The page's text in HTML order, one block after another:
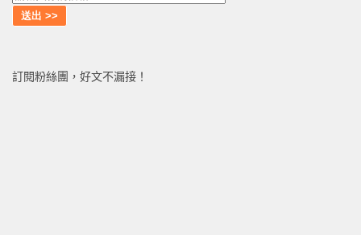
訂閱粉絲團，好文不漏接！